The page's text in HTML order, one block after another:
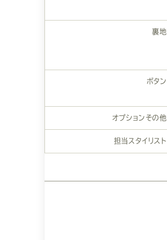
裏地
ボタン
オプションその他
担当スタイリスト